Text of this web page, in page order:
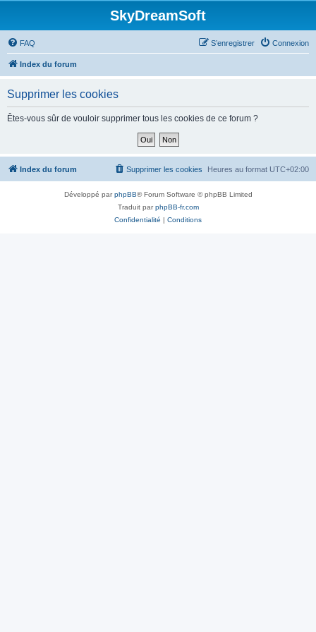
SkyDreamSoft
FAQ Connexion
S’enregistrer
Index du forum
Supprimer les cookies
Êtes-vous sûr de vouloir supprimer tous les cookies de ce forum ?
Index du forum Heures au format UTC+02:00
Supprimer les cookies
Développé parphpBB® Forum Software © phpBB Limited
Traduit parphpBB-fr.com
Confidentialité | Conditions